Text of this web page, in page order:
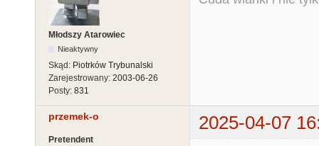
Młodszy Atarowiec
Nieaktywny
Skąd: Piotrków Trybunalski
Zarejestrowany: 2003-06-26
Posty: 831
przemek-o 2025-04-07
Pretendent